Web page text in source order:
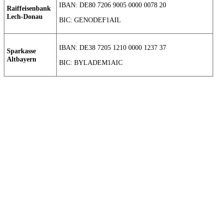
Raiffeisenbank
Lech-Donau
IBAN: DE80 7206 9005 0000 0078 20
BIC: GENODEF1AIL
Sparkasse
Altbayern
IBAN: DE38 7205 1210 0000 1237 37
BIC: BYLADEM1AIC